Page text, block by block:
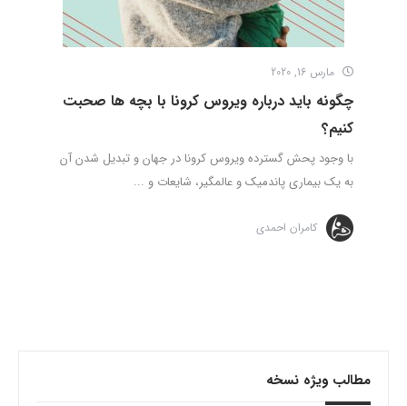
مارس 16, 2020
چگونه باید درباره ویروس کرونا با بچه ها صحبت
کنیم؟
با وجود پحش گسترده ویروس کرونا در جهان و تبدیل شدن آن
به یک بیماری پاندمیک و عالمگیر، شایعات و ...
کامران احمدی
مطالب ویژه نسخه